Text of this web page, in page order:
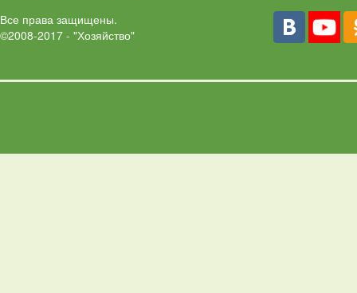
Все права защищены.
©2008-2017 - "Хозяйство"